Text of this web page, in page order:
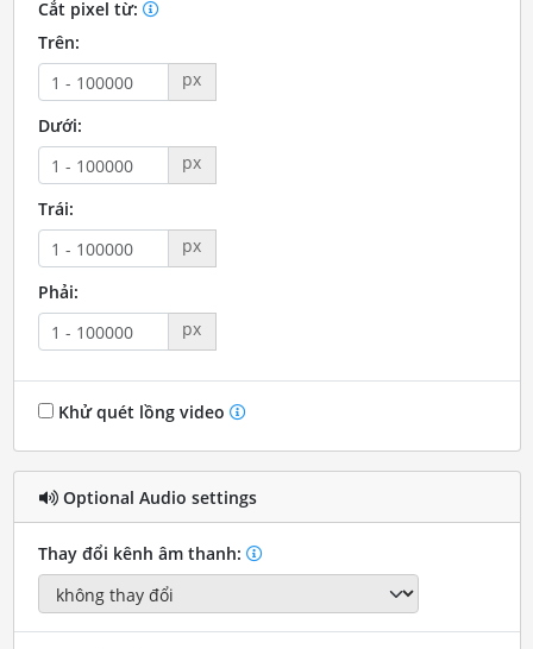
Cắt pixel từ:
Trên:
px
Dưới:
px
Trái:
px
Phải:
px
Khử quét lồng video
Optional Audio settings
Thay đổi kênh âm thanh: